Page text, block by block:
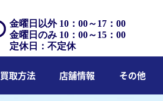
金曜日以外 10：00～17：00
金曜日のみ 10：00～15：00
定休日：不定休
買取方法 店舗情報 その他